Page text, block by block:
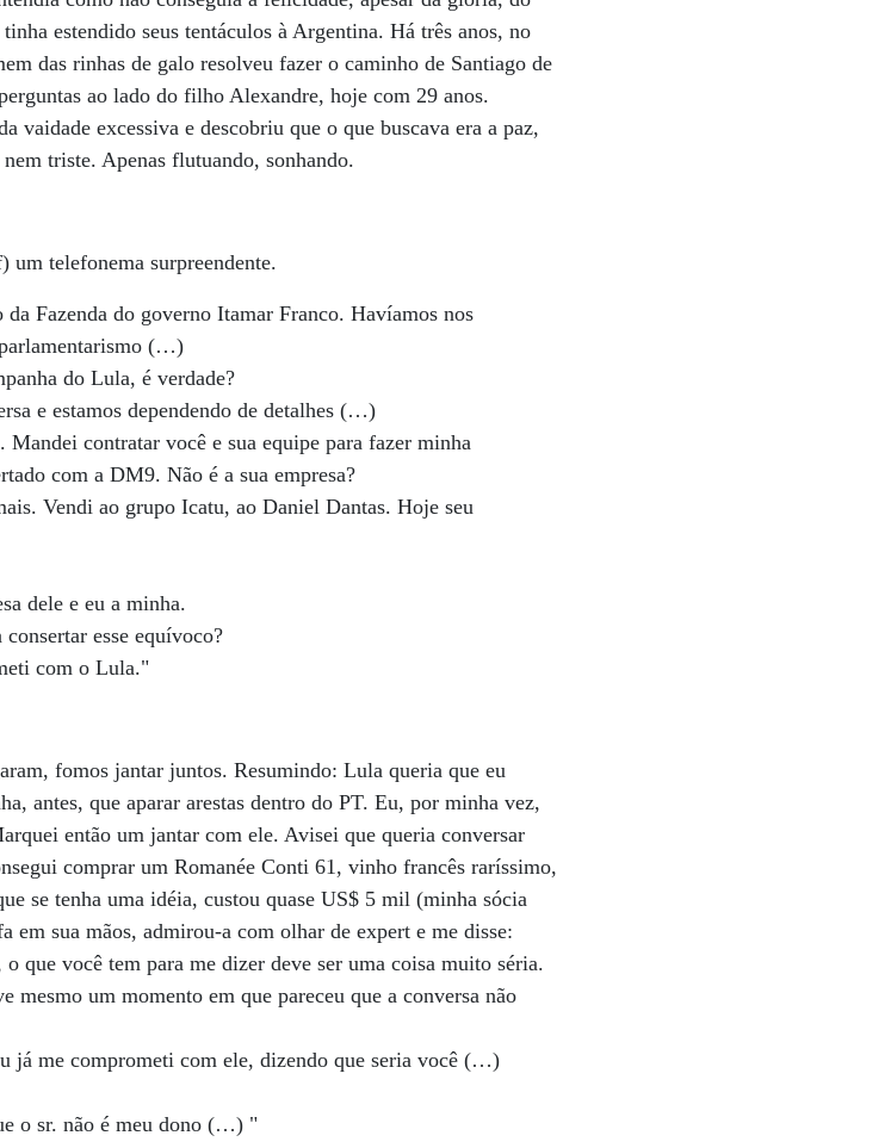
estendido seus tentáculos à Argentina. Há três anos, no
das rinhas de galo resolveu fazer o caminho de Santiago de
ao lado do filho Alexandre, hoje com 29 anos.
vaidade excessiva e descobriu que o que buscava era a paz,
triste. Apenas flutuando, sonhando.
telefonema surpreendente.
Fazenda do governo Itamar Franco. Havíamos nos
(…)
do Lula, é verdade?
e estamos dependendo de detalhes (…)
contratar você e sua equipe para fazer minha
com a DM9. Não é a sua empresa?
Vendi ao grupo Icatu, ao Daniel Dantas. Hoje seu
dele e eu a minha.
esse equívoco?
com o Lula."
fomos jantar juntos. Resumindo: Lula queria que eu
antes, que aparar arestas dentro do PT. Eu, por minha vez,
então um jantar com ele. Avisei que queria conversar
comprar um Romanée Conti 61, vinho francês raríssimo,
se tenha uma idéia, custou quase US$ 5 mil (minha sócia
sua mãos, admirou-a com olhar de expert e me disse:
que você tem para me dizer deve ser uma coisa muito séria.
um momento em que pareceu que a conversa não
já me comprometi com ele, dizendo que seria você (…)
o sr. não é meu dono (…) "